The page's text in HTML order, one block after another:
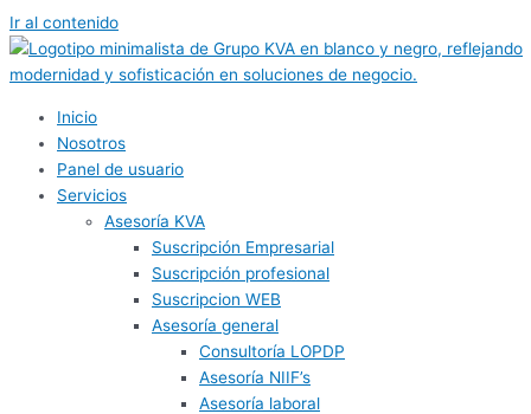
Ir al contenido
Inicio
Nosotros
Panel de usuario
Servicios
Asesoría KVA
Suscripción Empresarial
Suscripción profesional
Suscripcion WEB
Asesoría general
Consultoría LOPDP
Asesoría NIIF’s
Asesoría laboral